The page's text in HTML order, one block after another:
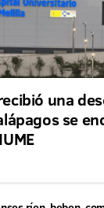
una
se